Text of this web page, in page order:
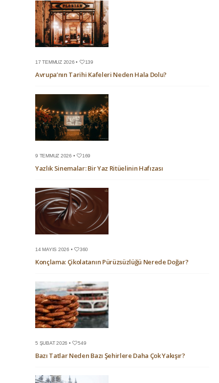
17 TEMMUZ 2026 • 139
Avrupa’nın Tarihi Kafeleri Neden Hala Dolu?
9 TEMMUZ 2026 • 169
Yazlık Sinemalar: Bir Yaz Ritüelinin Hafızası
14 MAYIS 2026 • 360
Konçlama: Çikolatanın Pürüzsüzlüğü Nerede Doğar?
5 ŞUBAT 2026 • 549
Bazı Tatlar Neden Bazı Şehirlere Daha Çok Yakışır?